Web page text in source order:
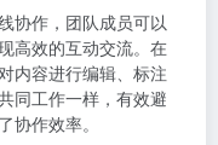
协作，团队成员可以
高效的互动交流。在
内容进行编辑、标注
同工作一样，有效避
协作效率。